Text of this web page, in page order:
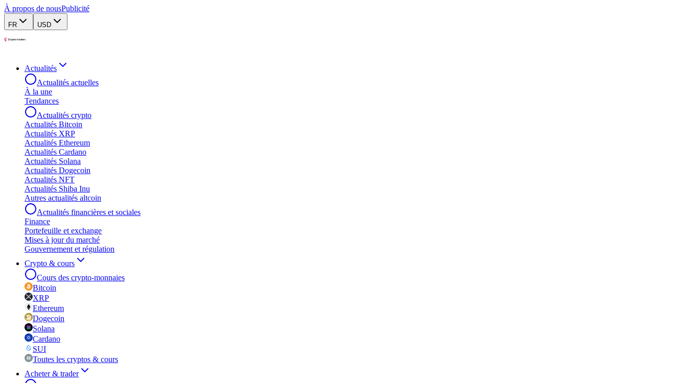
À propos de nousPublicité
FR USD
Actualités
Actualités actuelles
À la une
Tendances
Actualités crypto
Actualités Bitcoin
Actualités XRP
Actualités Ethereum
Actualités Cardano
Actualités Solana
Actualités Dogecoin
Actualités NFT
Actualités Shiba Inu
Autres actualités altcoin
Actualités financières et sociales
Finance
Portefeuille et exchange
Mises à jour du marché
Gouvernement et régulation
Crypto & cours
Cours des crypto-monnaies
Bitcoin
XRP
Ethereum
Dogecoin
Solana
Cardano
SUI
Toutes les cryptos & cours
Acheter & trader